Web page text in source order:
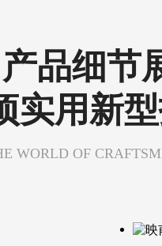
产品细节
实用新
WORLD OF